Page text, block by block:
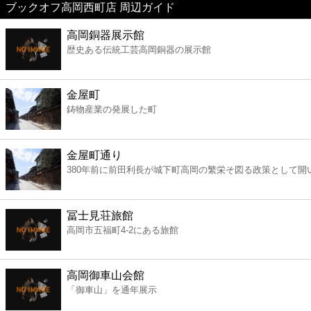
美容
コンビニ
薬局
スーパー
エンタメ
レジャー
書店
ファミレス
ブックオフ高岡西町店 周辺ガイド
高岡銅器展示館
歴史ある伝統工芸高岡銅器の展示館
金屋町
鋳物産業の発展した町
金屋町通り
380年前に前田利長が城下町高岡の繁栄そ図る政策として開
冨士見荘旅館
高岡市五福町4-2にある旅館
高岡御車山会館
「御車山」を通年展示